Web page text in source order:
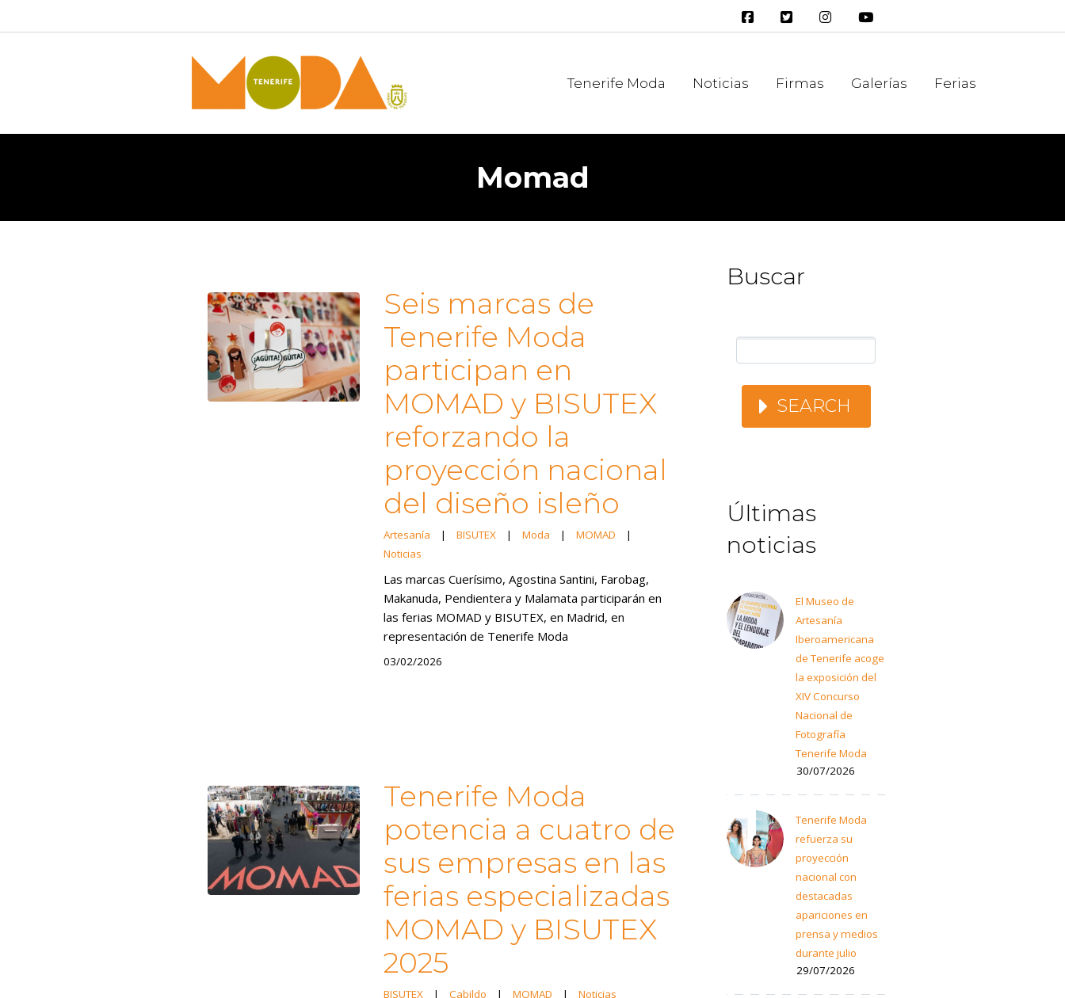
Tenerife Moda Noticias Firmas Galerías Ferias
Momad
Seis marcas de
Tenerife Moda
participan en
MOMAD y BISUTEX
reforzando la
proyección nacional
del diseño isleño
Artesanía | BISUTEX | Moda | MOMAD
|
Noticias
Las marcas Cuerísimo, Agostina Santini, Farobag,
Makanuda, Pendientera y Malamata participarán en
las ferias MOMAD y BISUTEX, en Madrid, en
representación de Tenerife Moda
03/02/2026
Tenerife Moda
potencia a cuatro de
sus empresas en las
ferias especializadas
MOMAD y BISUTEX
2025
BISUTEX | Cabildo | MOMAD | Noticias
Buscar
SEARCH
Últimas
noticias
El Museo de
Artesanía
Iberoamericana
de Tenerife acoge
la exposición del
XIV Concurso
Nacional de
Fotografía
Tenerife Moda
30/07/2026
Tenerife Moda
refuerza su
proyección
nacional con
destacadas
apariciones en
prensa y medios
durante julio
29/07/2026